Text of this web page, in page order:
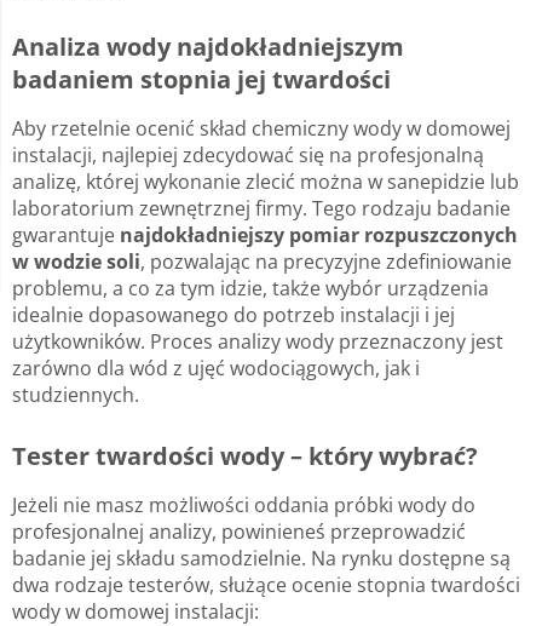
Analiza wody najdokładniejszym
badaniem stopnia jej twardości
Aby rzetelnie ocenić skład chemiczny wody w domowej
instalacji, najlepiej zdecydować się na profesjonalną
analizę, której wykonanie zlecić można w sanepidzie lub
laboratorium zewnętrznej firmy. Tego rodzaju badanie
gwarantuje najdokładniejszy pomiar rozpuszczonych
w wodzie soli, pozwalając na precyzyjne zdefiniowanie
problemu, a co za tym idzie, także wybór urządzenia
idealnie dopasowanego do potrzeb instalacji i jej
użytkowników. Proces analizy wody przeznaczony jest
zarówno dla wód z ujęć wodociągowych, jak i
studziennych.
Tester twardości wody – który wybrać?
Jeżeli nie masz możliwości oddania próbki wody do
profesjonalnej analizy, powinieneś przeprowadzić
badanie jej składu samodzielnie. Na rynku dostępne są
dwa rodzaje testerów, służące ocenie stopnia twardości
wody w domowej instalacji: